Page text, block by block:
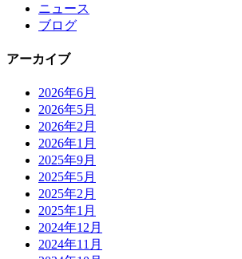
ニュース
ブログ
アーカイブ
2026年6月
2026年5月
2026年2月
2026年1月
2025年9月
2025年5月
2025年2月
2025年1月
2024年12月
2024年11月